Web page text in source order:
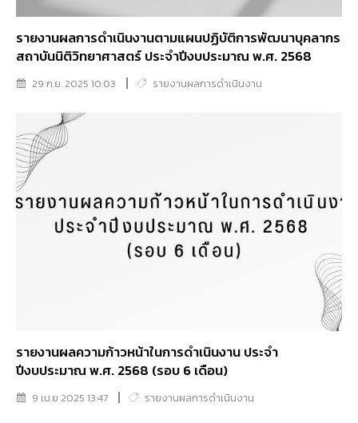
รายงานผลการดำเนินงานตามแผนปฏิบัติการพัฒนาบุคลากร
สถาบันนิติวิทยาศาสตร์ ประจำปีงบประมาณ พ.ศ. 2568
29 ก.ย. 2025 10:03 รายงานผลการดำเนินงาน
รายงานผลความก้าวหน้าในการดำเนินงาน ประจำ
ปีงบประมาณ พ.ศ. 2568 (รอบ 6 เดือน)
9 เม.ย 2025 13:47 รายงานผลการดำเนินงาน